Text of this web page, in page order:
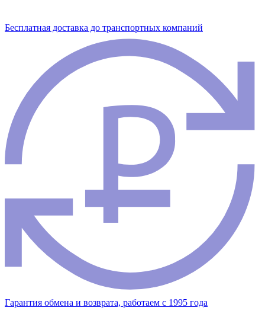
Бесплатная доставка до транспортных компаний
Гарантия обмена и возврата, работаем с 1995 года